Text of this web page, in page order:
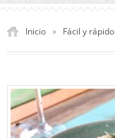
Inicio » Fácil y rápido